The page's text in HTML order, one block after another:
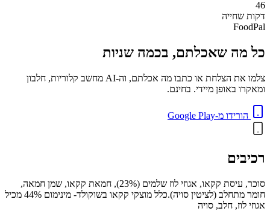
46
דקות שחייה
FoodPal
כל מה שאכלתם, בכמה שניות
צלמו את הצלחת או כתבו מה אכלתם, וה-AI מחשב קלוריות, חלבון
ומאקרו באופן מיידי. בחינם.
הורידו מ-Google Play
רכיבים
סוכר, עיסת קקאו, אגוזי לוז שלמים (23%), חמאת קקאו, שמן חמאה,
חומר מתחלב (לציטין סויה).כלל מוצקי קקאו בשוקולד- מינימום 44% מכיל
אגוזי לוז, חלב, סויה